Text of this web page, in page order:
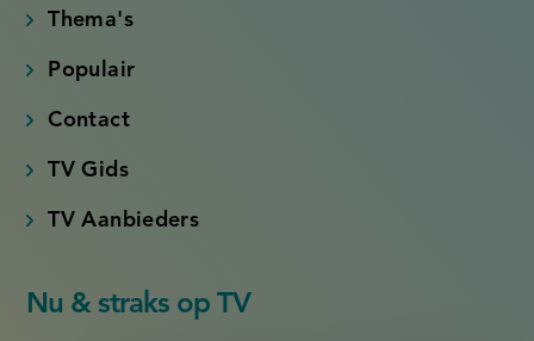
Thema's
Populair
Contact
TV Gids
TV Aanbieders
Nu & straks op TV